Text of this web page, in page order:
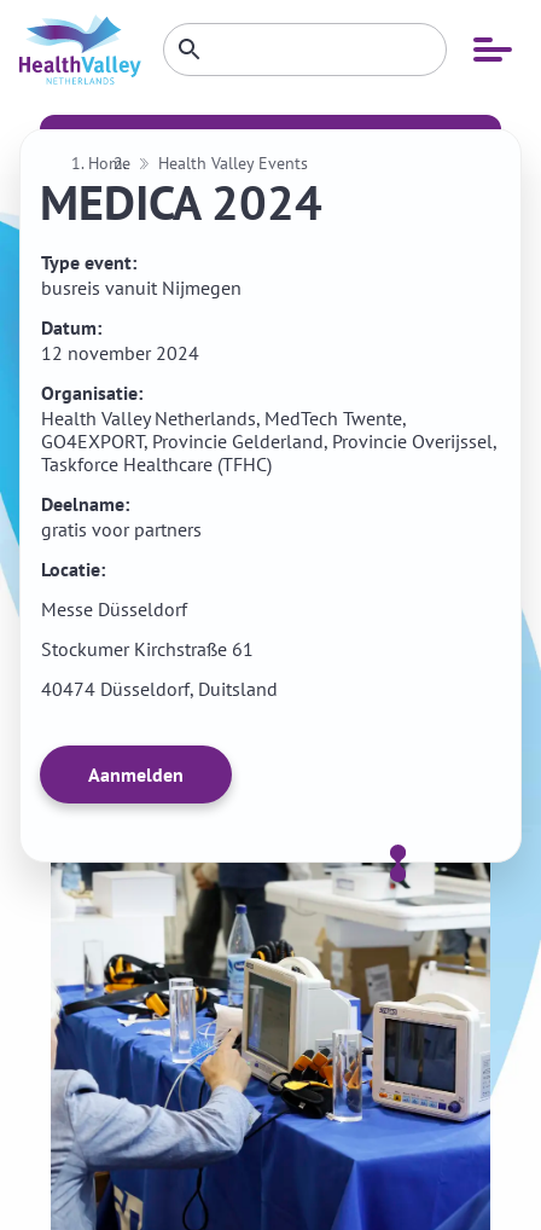
Open
menu
Zoeken
binnenZoeken
Home Health Valley Events
MEDICA 2024
Type event:
busreis vanuit Nijmegen
Datum:
12 november 2024
Organisatie:
Health Valley Netherlands, MedTech Twente,
GO4EXPORT, Provincie Gelderland, Provincie Overijssel,
Taskforce Healthcare (TFHC)
Deelname:
gratis voor partners
Locatie:
Messe Düsseldorf
Stockumer Kirchstraße 61
40474 Düsseldorf, Duitsland
Aanmelden